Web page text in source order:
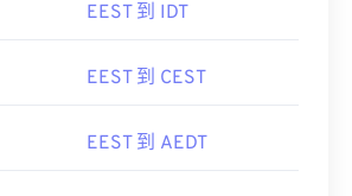
EEST 到 IDT
EEST 到 CEST
EEST 到 AEDT